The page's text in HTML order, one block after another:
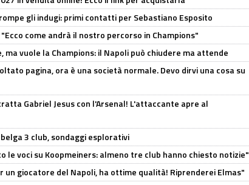
gli indugi: primi contatti per Sebastiano Esposito
come andrà il nostro percorso in Champions"
vuole la Champions: il Napoli può chiudere ma attende
pagina, ora è una società normale. Devo dirvi una cosa su
Gabriel Jesus con l'Arsenal! L'attaccante apre al
3 club, sondaggi esplorativi
le voci su Koopmeiners: almeno tre club hanno chiesto notizie"
un giocatore del Napoli, ha ottime qualità! Riprenderei Elmas"